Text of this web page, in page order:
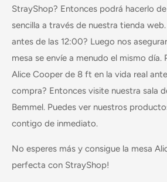
StrayShop? Entonces podrá hacerlo
sencilla a través de nuestra tienda
antes de las 12:00? Luego nos
mesa se envíe a menudo el mismo día.
Alice Cooper de 8 ft en la vida real
compra? Entonces visite nuestra sala
Bemmel. Puedes ver nuestros
contigo de inmediato.
No esperes más y consigue la mesa
perfecta con StrayShop!